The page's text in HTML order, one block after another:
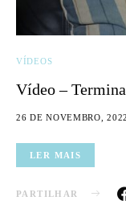
VÍDEOS
Vídeo –
26 DE NOVEMBRO, 2022
LER MAIS
PARTILHAR